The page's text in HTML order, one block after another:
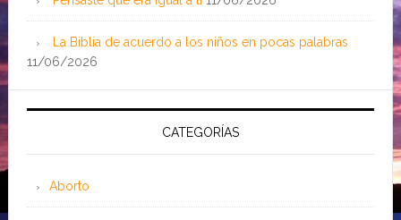
La Biblia de acuerdo a los niños en pocas palabras
11/06/2026
CATEGORÍAS
Aborto